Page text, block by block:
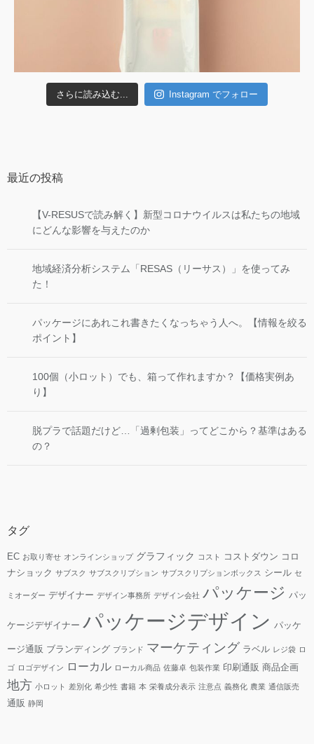
さらに読み込む... Instagram でフォロー
最近の投稿
【V-RESUSで読み解く】新型コロナウイルスは私たちの地域
にどんな影響を与えたのか
地域経済分析システム「RESAS（リーサス）」を使ってみ
た！
パッケージにあれこれ書きたくなっちゃう人へ。【情報を絞る
ポイント】
100個（小ロット）でも、箱って作れますか？【価格実例あ
り】
脱プラで話題だけど…「過剰包装」ってどこから？基準はある
の？
タグ
EC お取り寄せ オンラインショップ グラフィック コスト コストダウン コロ
ナショック サブスク サブスクリプション サブスクリプションボックス シール セ
ミオーダー デザイナー デザイン事務所 デザイン会社 パッケージ パッ
ケージデザイナー パッケージデザイン パッケ
ージ通販 ブランディング ブランド マーケティング ラベル レジ袋 ロ
ゴ ロゴデザイン ローカル ローカル商品 佐藤卓 包装作業 印刷通販 商品企画
地方 小ロット 差別化 希少性 書籍 本 栄養成分表示 注意点 義務化 農業 通信販売
通販 静岡